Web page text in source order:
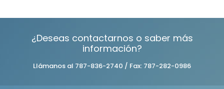
¿Deseas contactarnos o saber más
información?
Llámanos al 787-836-2740 / Fax: 787-282-0986